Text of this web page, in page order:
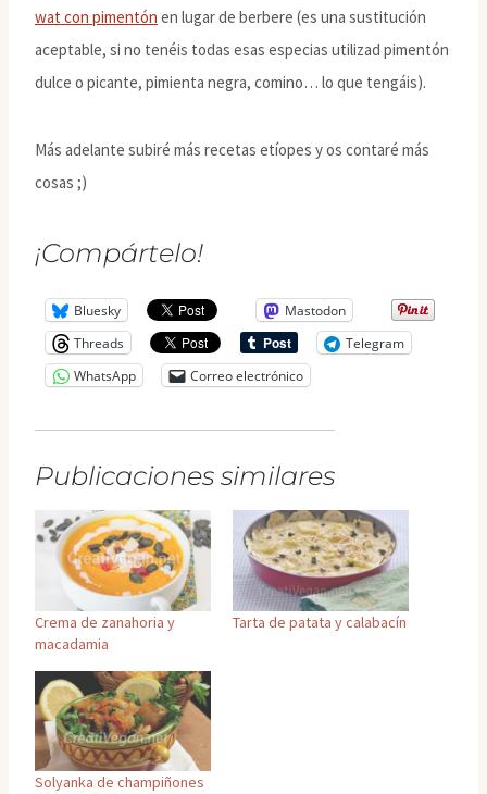
wat con pimentón en lugar de berbere (es una sustitución
aceptable, si no tenéis todas esas especias utilizad pimentón
dulce o picante, pimienta negra, comino… lo que tengáis).
Más adelante subiré más recetas etíopes y os contaré más
cosas ;)
¡Compártelo!
Bluesky
Mastodon
Threads
Telegram
WhatsApp
Correo electrónico
Publicaciones similares
Crema de zanahoria y
macadamia
Tarta de patata y calabacín
Solyanka de champiñones